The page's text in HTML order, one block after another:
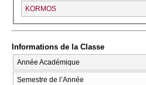
KORMOS
Informations de la Classe
Année Académique
Semestre de l’Année